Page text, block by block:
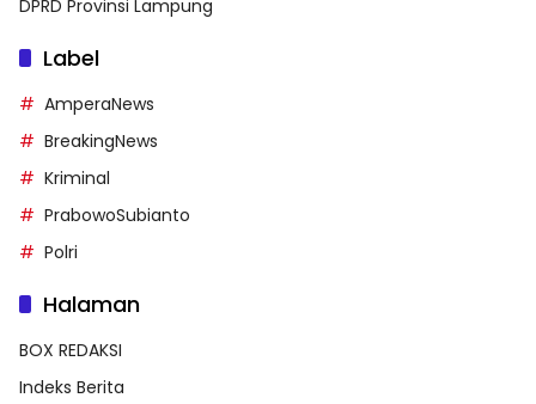
DPRD Provinsi Lampung
Label
AmperaNews
BreakingNews
Kriminal
PrabowoSubianto
Polri
Halaman
BOX REDAKSI
Indeks Berita